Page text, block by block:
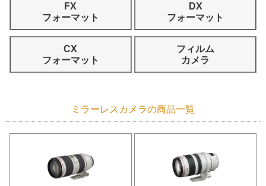
FX
フォーマット
DX
フォーマット
CX
フォーマット
フィルム
カメラ
ミラーレスカメラの商品一覧